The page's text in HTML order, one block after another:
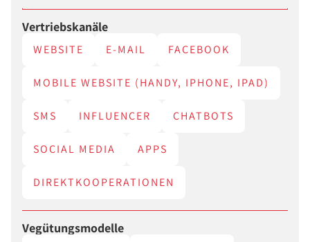
Vertriebskanäle
WEBSITE E-MAIL FACEBOOK
MOBILE WEBSITE (HANDY, IPHONE, IPAD)
SMS INFLUENCER CHATBOTS
SOCIAL MEDIA APPS
DIREKTKOOPERATIONEN
Vegütungsmodelle